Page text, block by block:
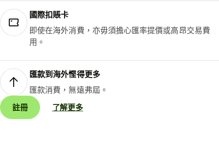
國際扣賬卡
即使在海外消費，亦毋須擔心匯率提價或高昂交易費
用。
匯款到海外慳得更多
匯款消費，無遠弗屆。
註冊
了解更多